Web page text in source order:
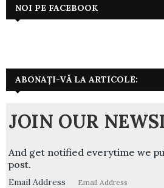
NOI PE FACEBOOK
ABONAȚI-VĂ LA ARTICOLE:
JOIN OUR
And get notified everytime we
post.
Email Address